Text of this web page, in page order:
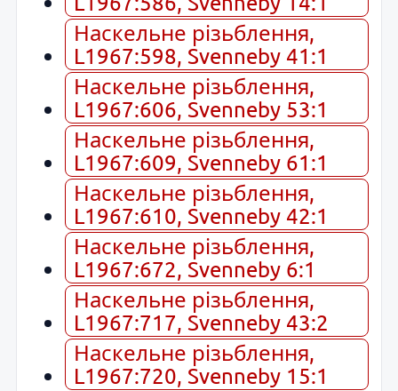
Наскельне різьблення,
L1967:598, Svenneby 41:1
Наскельне різьблення,
L1967:606, Svenneby 53:1
Наскельне різьблення,
L1967:609, Svenneby 61:1
Наскельне різьблення,
L1967:610, Svenneby 42:1
Наскельне різьблення,
L1967:672, Svenneby 6:1
Наскельне різьблення,
L1967:717, Svenneby 43:2
Наскельне різьблення,
L1967:720, Svenneby 15:1